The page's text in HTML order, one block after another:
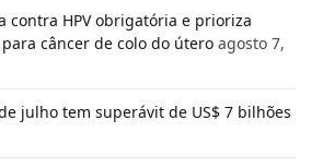
contra HPV obrigatória e prioriza
câncer de colo do útero agosto 7,
julho tem superávit de US$ 7 bilhões